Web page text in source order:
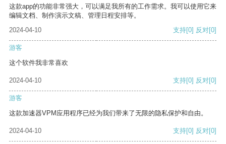
这款app的功能非常强大，可以满足我所有的工作需求。我可以使用它来
编辑文档、制作演示文稿、管理日程安排等。
2024-04-10
支持[0] 反对[0]
游客
这个软件我非常喜欢
2024-04-10 支持[0] 反对[0]
游客
这款加速器VPM应用程序已经为我们带来了无限的隐私保护和自由。
2024-04-10 支持[0] 反对[0]